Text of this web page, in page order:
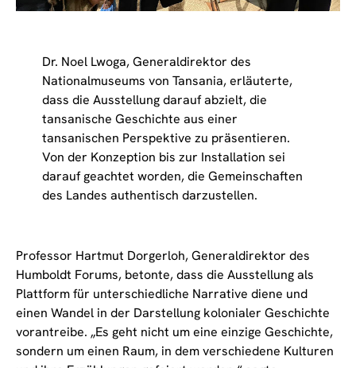
Dr. Noel Lwoga, Generaldirektor des
Nationalmuseums von Tansania, erläuterte,
dass die Ausstellung darauf abzielt, die
tansanische Geschichte aus einer
tansanischen Perspektive zu präsentieren.
Von der Konzeption bis zur Installation sei
darauf geachtet worden, die Gemeinschaften
des Landes authentisch darzustellen.
Professor Hartmut Dorgerloh, Generaldirektor des
Humboldt Forums, betonte, dass die Ausstellung als
Plattform für unterschiedliche Narrative diene und
einen Wandel in der Darstellung kolonialer Geschichte
vorantreibe. „Es geht nicht um eine einzige Geschichte,
sondern um einen Raum, in dem verschiedene Kulturen